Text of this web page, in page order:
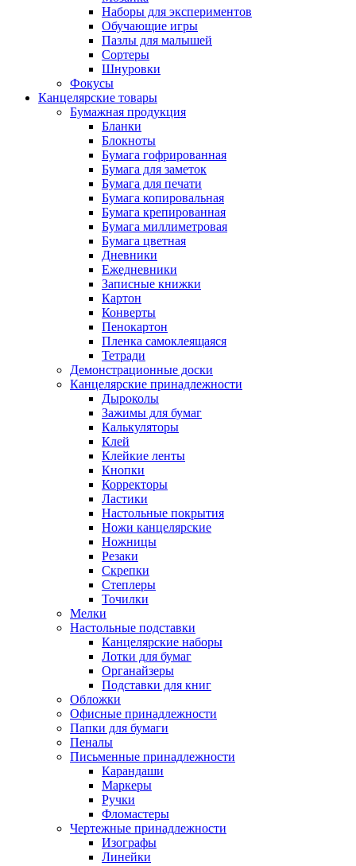
Наборы для экспериментов
Обучающие игры
Пазлы для малышей
Сортеры
Шнуровки
Фокусы
Канцелярские товары
Бумажная продукция
Бланки
Блокноты
Бумага гофрированная
Бумага для заметок
Бумага для печати
Бумага копировальная
Бумага крепированная
Бумага миллиметровая
Бумага цветная
Дневники
Ежедневники
Записные книжки
Картон
Конверты
Пенокартон
Пленка самоклеящаяся
Тетради
Демонстрационные доски
Канцелярские принадлежности
Дыроколы
Зажимы для бумаг
Калькуляторы
Клей
Клейкие ленты
Кнопки
Корректоры
Ластики
Настольные покрытия
Ножи канцелярские
Ножницы
Резаки
Скрепки
Степлеры
Точилки
Мелки
Настольные подставки
Канцелярские наборы
Лотки для бумаг
Органайзеры
Подставки для книг
Обложки
Офисные принадлежности
Папки для бумаги
Пеналы
Письменные принадлежности
Карандаши
Маркеры
Ручки
Фломастеры
Чертежные принадлежности
Изографы
Линейки